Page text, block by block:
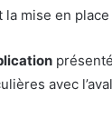
mise en place
avec